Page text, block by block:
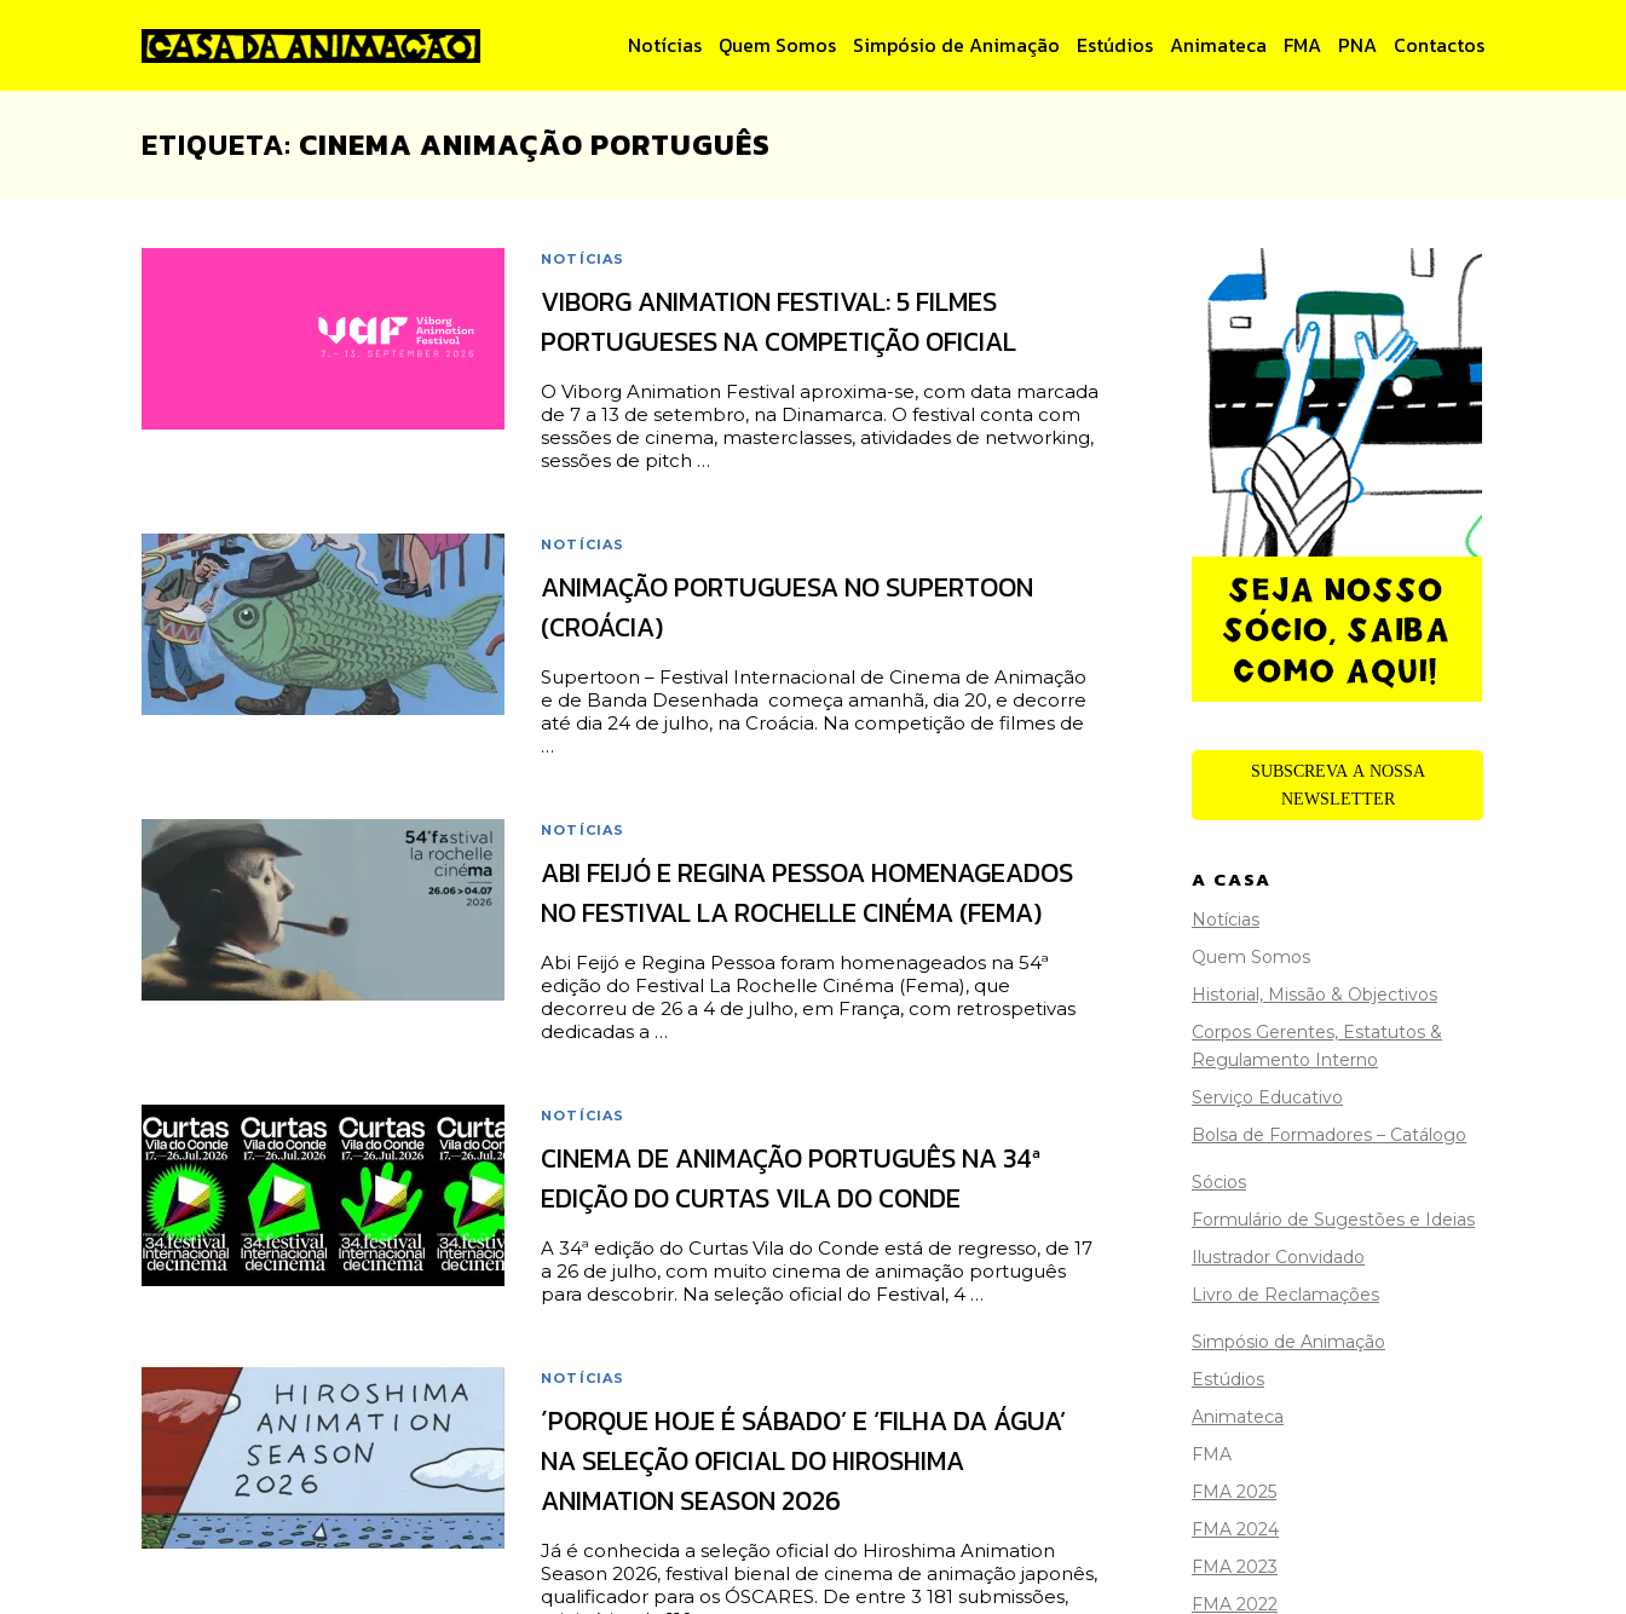
Notícias Quem Somos Simpósio de Animação Estúdios Animateca FMA PNA Contactos
ETIQUETA: CINEMA ANIMAÇÃO PORTUGUÊS
NOTÍCIAS
VIBORG ANIMATION FESTIVAL: 5 FILMES
PORTUGUESES NA COMPETIÇÃO OFICIAL
O Viborg Animation Festival aproxima-se, com data marcada
de 7 a 13 de setembro, na Dinamarca. O festival conta com
sessões de cinema, masterclasses, atividades de networking,
sessões de pitch …
NOTÍCIAS
ANIMAÇÃO PORTUGUESA NO SUPERTOON
(CROÁCIA)
Supertoon – Festival Internacional de Cinema de Animação
e de Banda Desenhada começa amanhã, dia 20, e decorre
até dia 24 de julho, na Croácia. Na competição de filmes de
…
NOTÍCIAS
ABI FEIJÓ E REGINA PESSOA HOMENAGEADOS
NO FESTIVAL LA ROCHELLE CINÉMA (FEMA)
Abi Feijó e Regina Pessoa foram homenageados na 54ª
edição do Festival La Rochelle Cinéma (Fema), que
decorreu de 26 a 4 de julho, em França, com retrospetivas
dedicadas a …
NOTÍCIAS
CINEMA DE ANIMAÇÃO PORTUGUÊS NA 34ª
EDIÇÃO DO CURTAS VILA DO CONDE
A 34ª edição do Curtas Vila do Conde está de regresso, de 17
a 26 de julho, com muito cinema de animação português
para descobrir. Na seleção oficial do Festival, 4 …
NOTÍCIAS
´PORQUE HOJE É SÁBADO’ E ‘FILHA DA ÁGUA’
NA SELEÇÃO OFICIAL DO HIROSHIMA
ANIMATION SEASON 2026
Já é conhecida a seleção oficial do Hiroshima Animation
Season 2026, festival bienal de cinema de animação japonês,
qualificador para os ÓSCARES. De entre 3 181 submissões,
SUBSCREVA A NOSSA
NEWSLETTER
A CASA
Notícias
Quem Somos
Historial, Missão & Objectivos
Corpos Gerentes, Estatutos &
Regulamento Interno
Serviço Educativo
Bolsa de Formadores – Catálogo
Sócios
Formulário de Sugestões e Ideias
Ilustrador Convidado
Livro de Reclamações
Simpósio de Animação
Estúdios
Animateca
FMA
FMA 2025
FMA 2024
FMA 2023
FMA 2022